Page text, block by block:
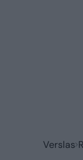
Verslas